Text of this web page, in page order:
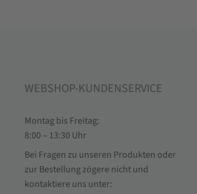
WEBSHOP-KUNDENSERVICE
Montag bis Freitag:
8:00 – 13:30 Uhr
Bei Fragen zu unseren Produkten oder
zur Bestellung zögere nicht und
kontaktiere uns unter: